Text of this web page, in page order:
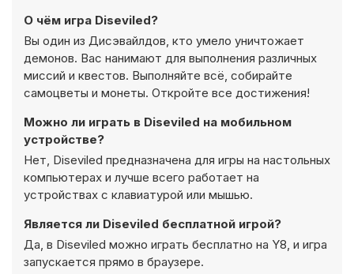
О чём игра Diseviled?
Вы один из Дисэвайлдов, кто умело уничтожает
демонов. Вас нанимают для выполнения различных
миссий и квестов. Выполняйте всё, собирайте
самоцветы и монеты. Откройте все достижения!
Можно ли играть в Diseviled на мобильном
устройстве?
Нет, Diseviled предназначена для игры на настольных
компьютерах и лучше всего работает на
устройствах с клавиатурой или мышью.
Является ли Diseviled бесплатной игрой?
Да, в Diseviled можно играть бесплатно на Y8, и игра
запускается прямо в браузере.